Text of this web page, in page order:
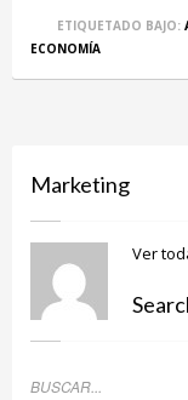
ETIQUETADO BAJO:
ECONOMÍA
Marketing
Ver